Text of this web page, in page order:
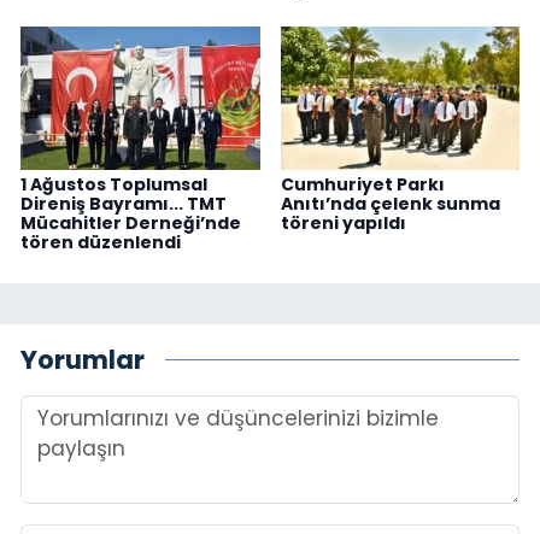
1 Ağustos Toplumsal
Direniş Bayramı... TMT
Mücahitler Derneği’nde
tören düzenlendi
Cumhuriyet Parkı
Anıtı’nda çelenk sunma
töreni yapıldı
Yorumlar